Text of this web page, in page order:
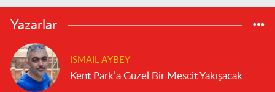
Yazarlar
İSMAIL AYBEY
Kent Park’a Güzel Bir Mescit Yakışacak